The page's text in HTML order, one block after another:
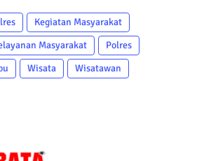
Kegiatan Masyarakat
Masyarakat
Polres
Wisata
Wisatawan